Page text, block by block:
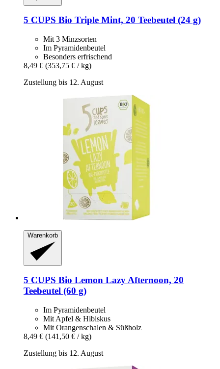
5 CUPS Bio Triple Mint, 20 Teebeutel (24 g)
Mit 3 Minzsorten
Im Pyramidenbeutel
Besonders erfrischend
8,49 € (353,75 € / kg)
Zustellung bis 12. August
Warenkorb
5 CUPS Bio Lemon Lazy Afternoon, 20
Teebeutel (60 g)
Im Pyramidenbeutel
Mit Apfel & Hibiskus
Mit Orangenschalen & Süßholz
8,49 € (141,50 € / kg)
Zustellung bis 12. August